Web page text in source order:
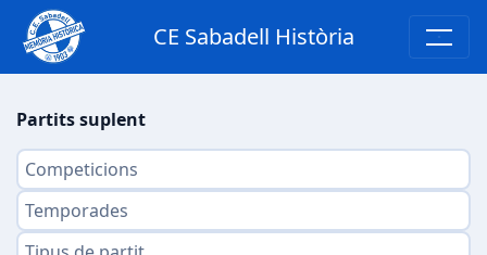
CE Sabadell Història
Partits suplent